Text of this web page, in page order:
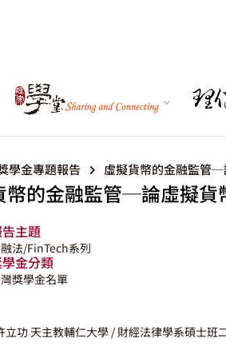
學金專題報告 虛擬貨幣的金融監管─
幣的金融監管─論虛擬貨
主題
法/FinTech系列
金分類
獎學金名單
立功 天主教輔仁大學 / 財經法律學系碩士班